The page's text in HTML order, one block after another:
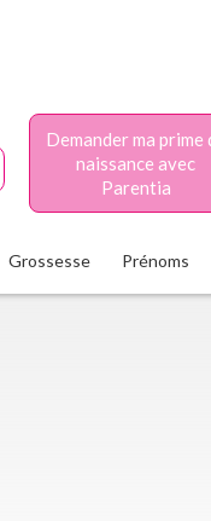
Demander ma prime
naissance avec
Parentia
Grossesse Prénoms